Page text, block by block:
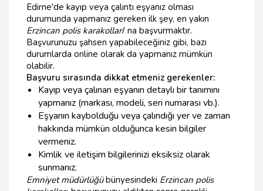
Edirne'de kayıp veya çalıntı eşyanız olması
durumunda yapmanız gereken ilk şey, en yakın
Erzincan polis karakolları' na başvurmaktır.
Başvurunuzu şahsen yapabileceğiniz gibi, bazı
durumlarda online olarak da yapmanız mümkün
olabilir.
Başvuru sırasında dikkat etmeniz gerekenler:
Kayıp veya çalınan eşyanın detaylı bir tanımını
yapmanız (markası, modeli, seri numarası vb.).
Eşyanın kaybolduğu veya çalındığı yer ve zaman
hakkında mümkün olduğunca kesin bilgiler
vermeniz.
Kimlik ve iletişim bilgilerinizi eksiksiz olarak
sunmanız.
Emniyet müdürlüğübünyesindeki Erzincan polis